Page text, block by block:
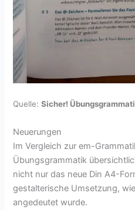
Quelle:Sicher!
Neuerungen
Im Vergleich zur em-
Übungsgrammatik
nicht nur das neue Din A4-
gestalterische Umsetzung,
angedeutet wurde.